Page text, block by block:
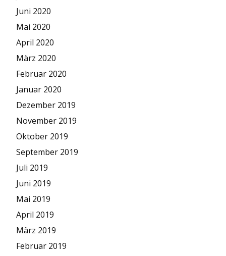
Juni 2020
Mai 2020
April 2020
März 2020
Februar 2020
Januar 2020
Dezember 2019
November 2019
Oktober 2019
September 2019
Juli 2019
Juni 2019
Mai 2019
April 2019
März 2019
Februar 2019